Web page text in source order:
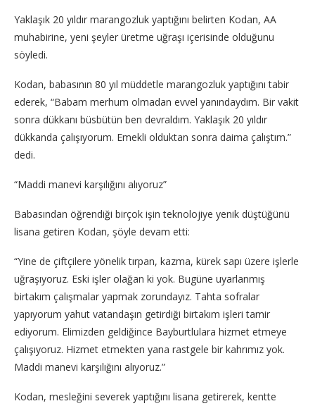
Yaklaşık 20 yıldır marangozluk yaptığını belirten Kodan, AA
muhabirine, yeni şeyler üretme uğraşı içerisinde olduğunu
söyledi.
Kodan, babasının 80 yıl müddetle marangozluk yaptığını tabir
ederek, “Babam merhum olmadan evvel yanındaydım. Bir vakit
sonra dükkanı büsbütün ben devraldım. Yaklaşık 20 yıldır
dükkanda çalışıyorum. Emekli olduktan sonra daima çalıştım.”
dedi.
“Maddi manevi karşılığını alıyoruz”
Babasından öğrendiği birçok işin teknolojiye yenik düştüğünü
lisana getiren Kodan, şöyle devam etti:
“Yine de çiftçilere yönelik tırpan, kazma, kürek sapı üzere işlerle
uğraşıyoruz. Eski işler olağan ki yok. Bugüne uyarlanmış
birtakım çalışmalar yapmak zorundayız. Tahta sofralar
yapıyorum yahut vatandaşın getirdiği birtakım işleri tamir
ediyorum. Elimizden geldiğince Bayburtlulara hizmet etmeye
çalışıyoruz. Hizmet etmekten yana rastgele bir kahrımız yok.
Maddi manevi karşılığını alıyoruz.”
Kodan, mesleğini severek yaptığını lisana getirerek, kentte